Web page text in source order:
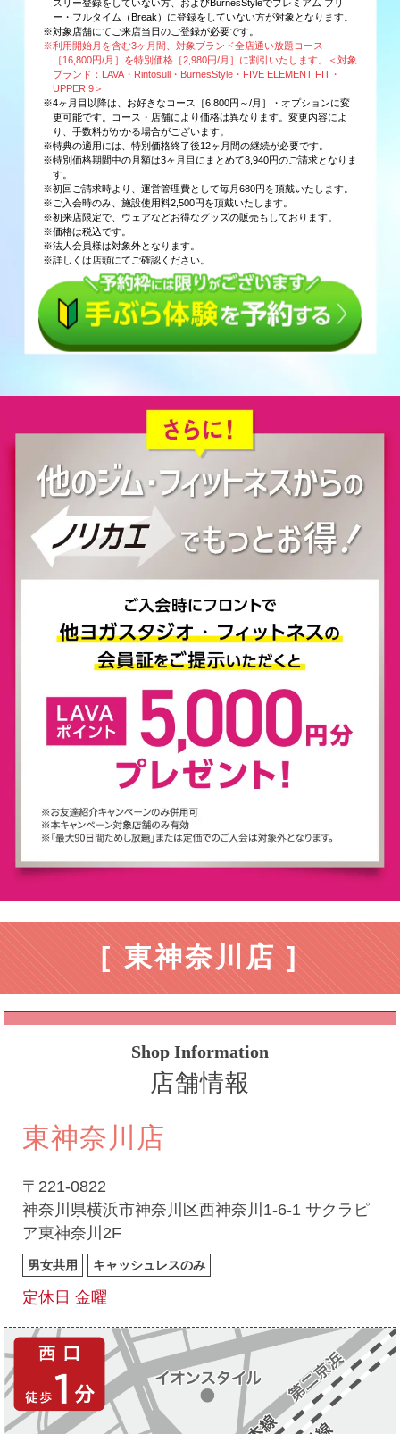
スリー登録をしていない方、およびBurnesStyleでプレミアム フリ
ー・フルタイム（Break）に登録をしていない方が対象となります。
※対象店舗にてご来店当日のご登録が必要です。
※利用開始月を含む3ヶ月間、対象ブランド全店通い放題コース
［16,800円/月］を特別価格［2,980円/月］に割引いたします。＜対象
ブランド：LAVA・Rintosull・BurnesStyle・FIVE ELEMENT FIT・
UPPER 9＞
※4ヶ月目以降は、お好きなコース［6,800円～/月］・オプションに変
更可能です。コース・店舗により価格は異なります。変更内容によ
り、手数料がかかる場合がございます。
※特典の適用には、特別価格終了後12ヶ月間の継続が必要です。
※特別価格期間中の月額は3ヶ月目にまとめて8,940円のご請求となりま
す。
※初回ご請求時より、運営管理費として毎月680円を頂戴いたします。
※ご入会時のみ、施設使用料2,500円を頂戴いたします。
※初来店限定で、ウェアなどお得なグッズの販売もしております。
※価格は税込です。
※法人会員様は対象外となります。
※詳しくは店頭にてご確認ください。
[ 東神奈川店 ]
Shop Information
店舗情報
東神奈川店
〒221-0822
神奈川県横浜市神奈川区西神奈川1-6-1 サクラピ
ア東神奈川2F
男女共用 キャッシュレスのみ
定休日 金曜